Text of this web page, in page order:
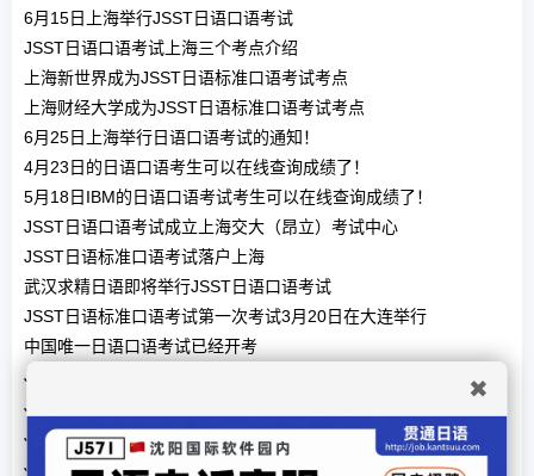
✖
6月15日上海举行JSST日语口语考试
JSST日语口语考试上海三个考点介绍
上海新世界成为JSST日语标准口语考试考点
上海财经大学成为JSST日语标准口语考试考点
6月25日上海举行日语口语考试的通知！
4月23日的日语口语考生可以在线查询成绩了！
5月18日IBM的日语口语考试考生可以在线查询成绩了！
JSST日语口语考试成立上海交大（昂立）考试中心
JSST日语标准口语考试落户上海
武汉求精日语即将举行JSST日语口语考试
JSST日语标准口语考试第一次考试3月20日在大连举行
中国唯一日语口语考试已经开考
JSST日语口语考试目前参与的日企名单
JSST日语口语考试的考点问题
JSST日语口语考试何时正式开始！
JSST日语口语考试登陆中国！